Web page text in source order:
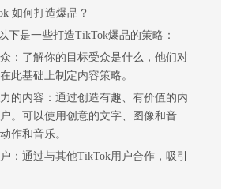
如何打造爆品？
下是一些打造TikTok爆品的策略：
：了解你的目标受众是什么，他们对
此基础上制定内容策略。
的内容：通过创造有趣、有价值的内
。可以使用创意的文字、图像和音
作和音乐。
：通过与其他TikTok用户合作，吸引